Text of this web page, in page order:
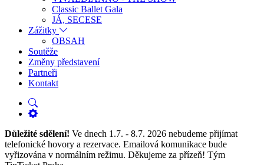
Classic Ballet Gala
JÁ, SECESE
Zážitky
OBSAH
Soutěže
Změny představení
Partneři
Kontakt
Důležité sdělení! Ve dnech 1.7. - 8.7. 2026 nebudeme přijímat
telefonické hovory a rezervace. Emailová komunikace bude
vyřizována v normálním režimu. Děkujeme za přízeň! Tým